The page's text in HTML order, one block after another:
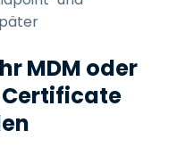
MDM oder
Certificate